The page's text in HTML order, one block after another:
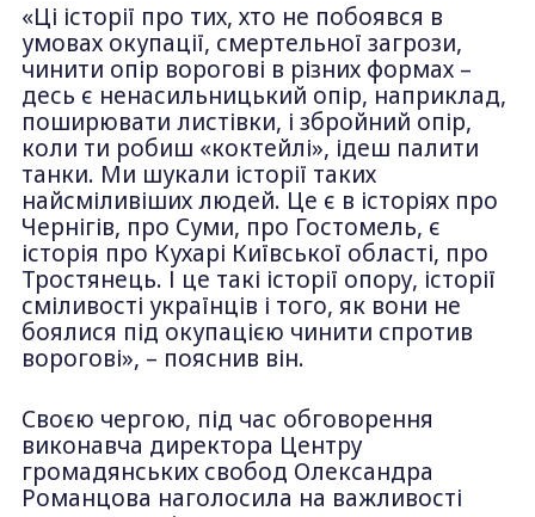
«Ці історії про тих, хто не побоявся в
умовах окупації, смертельної загрози,
чинити опір ворогові в різних формах –
десь є ненасильницький опір, наприклад,
поширювати листівки, і збройний опір,
коли ти робиш «коктейлі», ідеш палити
танки. Ми шукали історії таких
найсміливіших людей. Це є в історіях про
Чернігів, про Суми, про Гостомель, є
історія про Кухарі Київської області, про
Тростянець. І це такі історії опору, історії
сміливості українців і того, як вони не
боялися під окупацією чинити спротив
ворогові», – пояснив він.
Своєю чергою, під час обговорення
виконавча директора Центру
громадянських свобод Олександра
Романцова наголосила на важливості